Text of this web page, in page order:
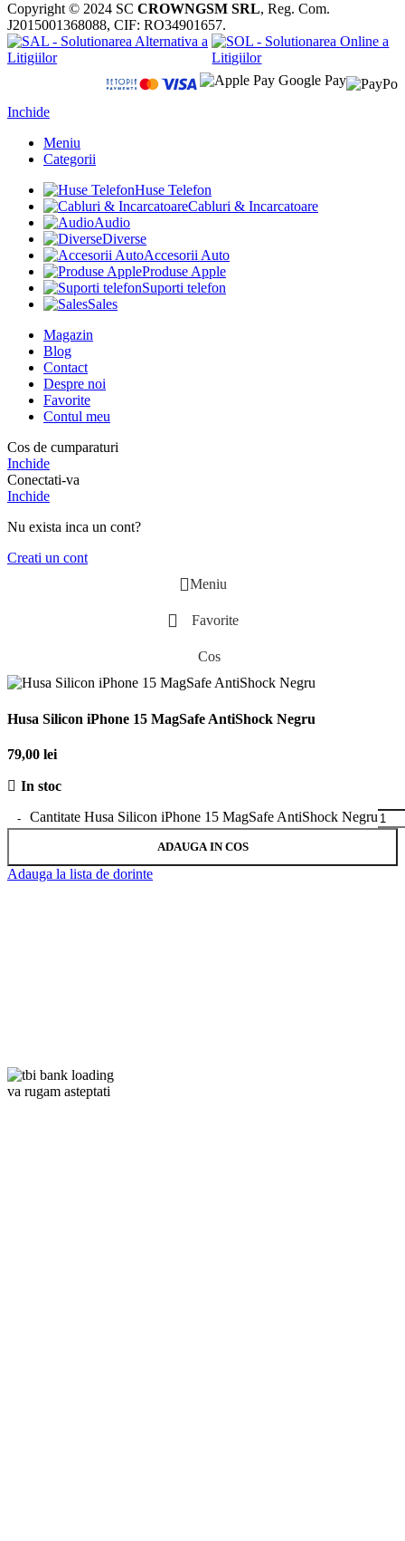
Copyright © 2024 SC CROWNGSM SRL, Reg. Com.
J2015001368088, CIF: RO34901657.
Inchide
Meniu
Categorii
Huse Telefon
Cabluri & Incarcatoare
Audio
Diverse
Accesorii Auto
Produse Apple
Suporti telefon
Sales
Magazin
Blog
Contact
Despre noi
Favorite
Contul meu
Cos de cumparaturi
Inchide
Conectati-va
Inchide
Nu exista inca un cont?
Creati un cont
Meniu
Favorite
Cos
Husa Silicon iPhone 15 MagSafe AntiShock Negru
79,00 lei
In stoc
Cantitate Husa Silicon iPhone 15 MagSafe AntiShock Negru
ADAUGA IN COS
Adauga la lista de dorinte
va rugam asteptati